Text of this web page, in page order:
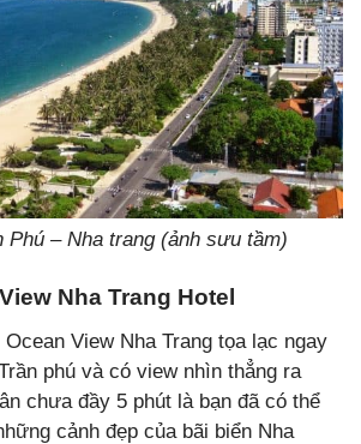
Phú – Nha trang (ảnh sưu tầm)
Nha Trang Hotel
Ocean View Nha Trang tọa lạc ngay
phú và có view nhìn thẳng ra
chưa đầy 5 phút là bạn đã có thể
cảnh đẹp của bãi biển Nha